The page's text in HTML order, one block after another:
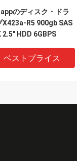
のディスク・ドラ
X423a-R5 900gb SAS
2.5" HDD 6GBPS
ベストプライス